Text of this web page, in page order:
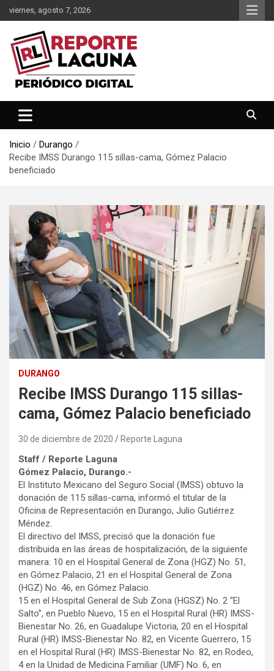
Saltar
al
contenido
viernes, agosto 7, 2026
Reporte Laguna
Inicio
Durango
Recibe IMSS Durango 115 sillas-cama, Gómez Palacio
beneficiado
DURANGO
Recibe IMSS Durango 115 sillas-
cama, Gómez Palacio beneficiado
30 de diciembre de 2020 Reporte Laguna
Staff / Reporte Laguna
Gómez Palacio, Durango.-
El Instituto Mexicano del Seguro Social (IMSS) obtuvo la
donación de 115 sillas-cama, informó el titular de la
Oficina de Representación en Durango, Julio Gutiérrez
Méndez.
El directivo del IMSS, precisó que la donación fue
distribuida en las áreas de hospitalización, de la siguiente
manera: 10 en el Hospital General de Zona (HGZ) No. 51,
en Gómez Palacio, 21 en el Hospital General de Zona
(HGZ) No. 46, en Gómez Palacio.
15 en el Hospital General de Sub Zona (HGSZ) No. 2 “El
Salto”, en Pueblo Nuevo, 15 en el Hospital Rural (HR) IMSS-
Bienestar No. 26, en Guadalupe Victoria, 20 en el Hospital
Rural (HR) IMSS-Bienestar No. 82, en Vicente Guerrero, 15
en el Hospital Rural (HR) IMSS-Bienestar No. 82, en Rodeo,
4 en la Unidad de Medicina Familiar (UMF) No. 6, en